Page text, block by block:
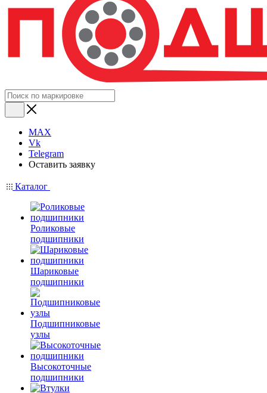
MAX
Vk
Telegram
Оставить заявку
Каталог
Роликовые
подшипники
Шариковые
подшипники
Подшипниковые
узлы
Высокоточные
подшипники